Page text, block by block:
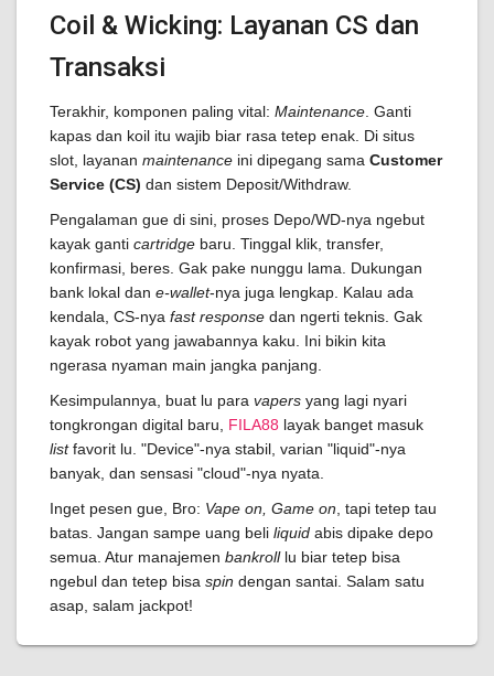
Coil & Wicking: Layanan CS dan
Transaksi
Terakhir, komponen paling vital: Maintenance . Ganti
kapas dan koil itu wajib biar rasa tetep enak. Di situs
slot, layanan maintenance ini dipegang sama Customer
Service (CS) dan sistem Deposit/Withdraw.
Pengalaman gue di sini, proses Depo/WD-nya ngebut
kayak ganti cartridge baru. Tinggal klik, transfer,
konfirmasi, beres. Gak pake nunggu lama. Dukungan
bank lokal dan e-wallet-nya juga lengkap. Kalau ada
kendala, CS-nya fast response dan ngerti teknis. Gak
kayak robot yang jawabannya kaku. Ini bikin kita
ngerasa nyaman main jangka panjang.
Kesimpulannya, buat lu para vapers yang lagi nyari
tongkrongan digital baru, FILA88 layak banget masuk
listfavorit lu. "Device"-nya stabil, varian "liquid"-nya
banyak, dan sensasi "cloud"-nya nyata.
Inget pesen gue, Bro: Vape on, Game on , tapi tetep tau
batas. Jangan sampe uang beli liquid abis dipake depo
semua. Atur manajemen bankrolllu biar tetep bisa
ngebul dan tetep bisa spin dengan santai. Salam satu
asap, salam jackpot!